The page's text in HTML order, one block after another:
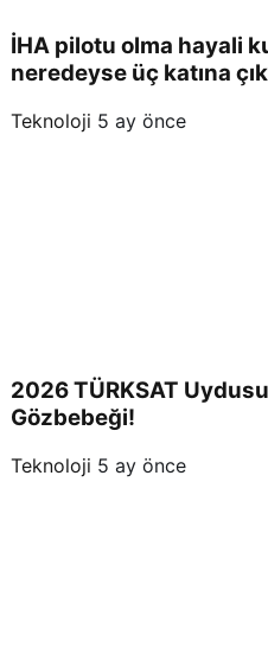
İHA pilotu olma hayali
neredeyse üç katına
Teknoloji 5 ay önce
2026 TÜRKSAT
Gözbebeği!
Teknoloji 5 ay önce